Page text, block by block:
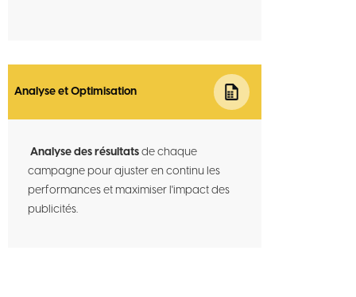
Analyse et Optimisation
Analyse des résultats de chaque
campagne pour ajuster en continu les
performances et maximiser l'impact des
publicités.